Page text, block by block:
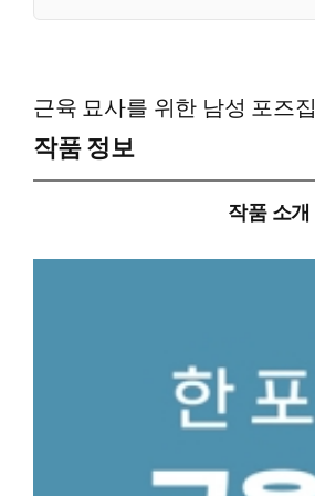
근육 묘사를 위한 남성 포즈집
작품 정보
작품 소개